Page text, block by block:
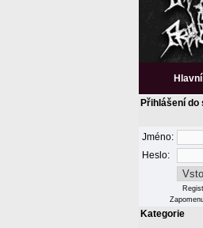
Přihlášení do
Jméno:
Heslo:
Kategorie